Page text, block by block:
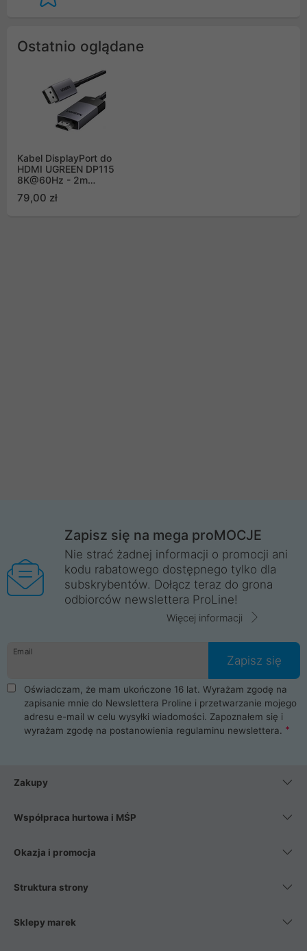
Ostatnio oglądane
Kabel DisplayPort do
HDMI UGREEN DP115
8K@60Hz - 2m
79,00 zł
Zapisz się na mega proMOCJE
Nie strać żadnej informacji o promocji ani
kodu rabatowego dostępnego tylko dla
subskrybentów. Dołącz teraz do grona
odbiorców newslettera ProLine!
Więcej informacji
Email
Zapisz się
Oświadczam, że mam ukończone 16 lat. Wyrażam zgodę na
zapisanie mnie do Newslettera Proline i przetwarzanie mojego
adresu e-mail w celu wysyłki wiadomości. Zapoznałem się i
wyrażam zgodę na postanowienia regulaminu newslettera.
Zakupy
Współpraca hurtowa i MŚP
Okazja i promocja
Struktura strony
Sklepy marek